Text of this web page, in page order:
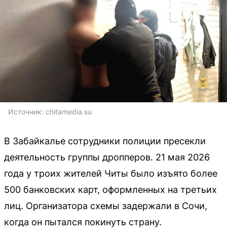
Источник: chitamedia.su
В Забайкалье сотрудники полиции пресекли
деятельность группы дропперов. 21 мая 2026
года у троих жителей Читы было изъято более
500 банковских карт, оформленных на третьих
лиц. Организатора схемы задержали в Сочи,
когда он пытался покинуть страну.